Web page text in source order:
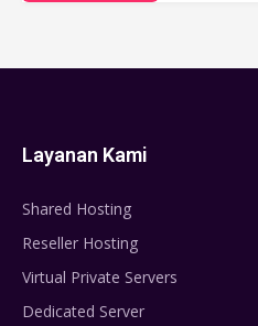
Layanan Kami
Shared Hosting
Reseller Hosting
Virtual Private Servers
Dedicated Server